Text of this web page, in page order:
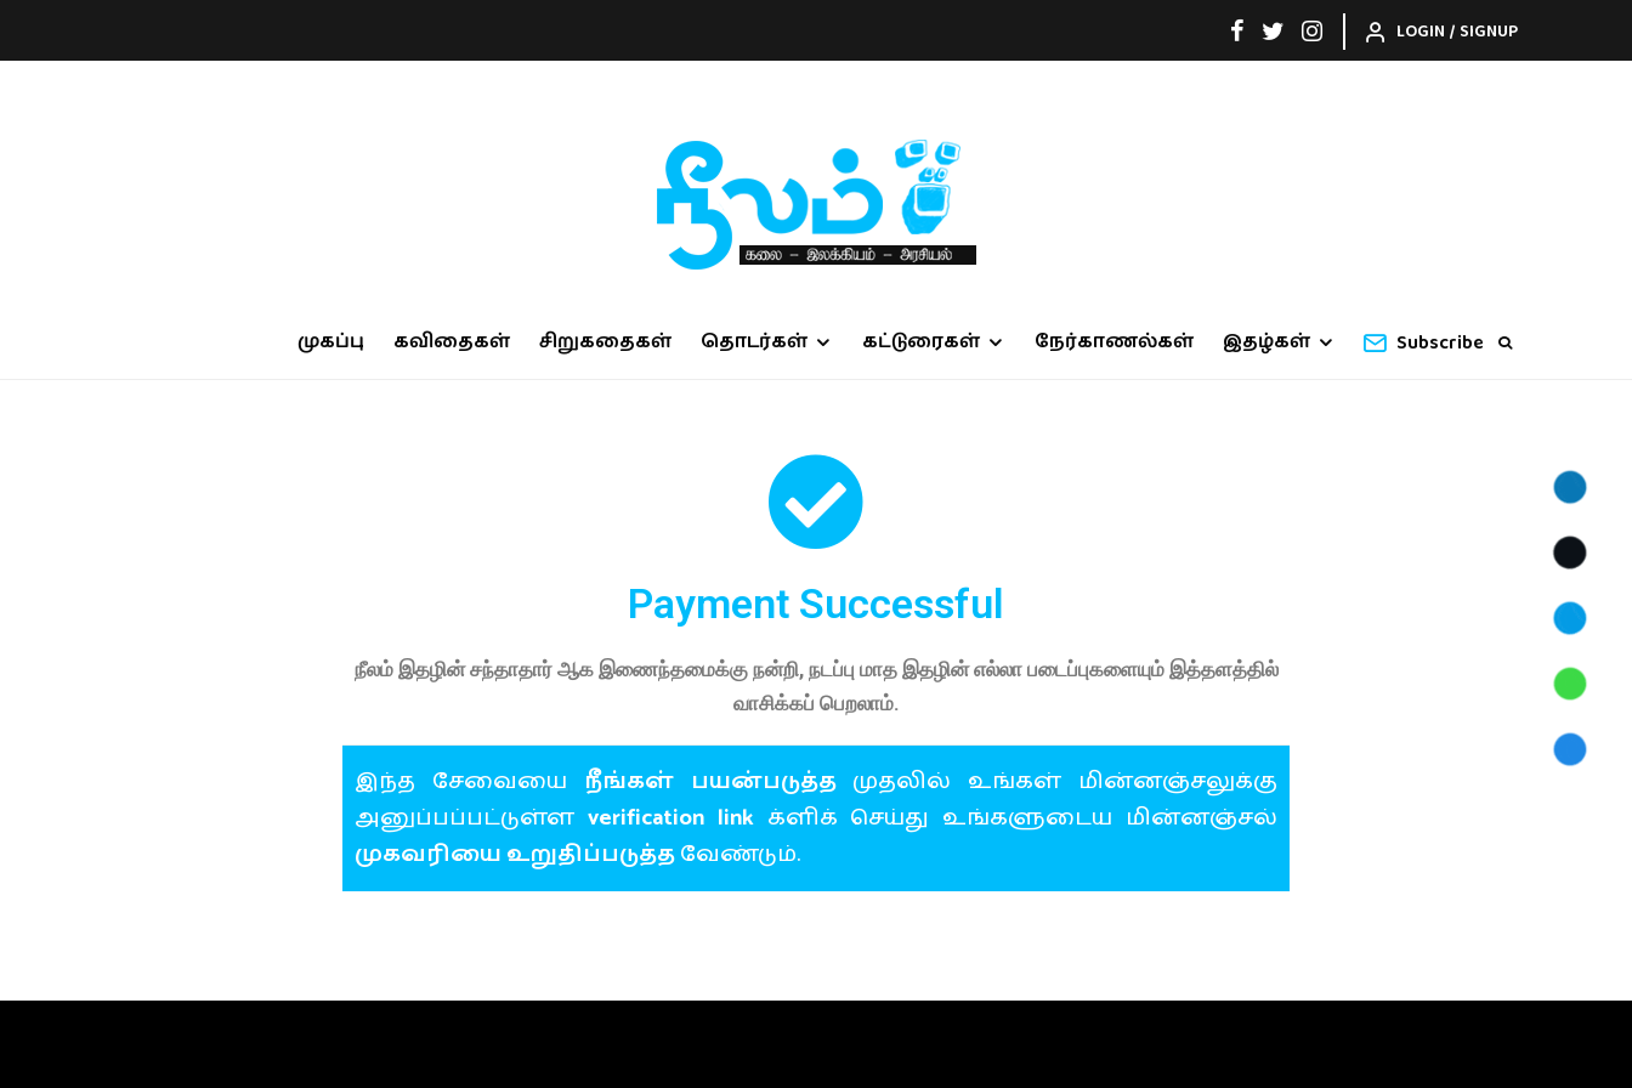
LOGIN / SIGNUP
முகப்பு கவிதைகள் சிறுகதைகள் தொடர்கள் கட்டுரைகள் நேர்காணல்கள் இதழ்கள் Subscribe
Payment Successful
நீலம் இதழின் சந்தாதார் ஆக இணைந்தமைக்கு நன்றி, நடப்பு மாத இதழின் எல்லா படைப்புகளையும் இத்தளத்தில்
வாசிக்கப் பெறலாம்.
இந்த சேவையை நீங்கள் பயன்படுத்தமுதலில் உங்கள் மின்னஞ்சலுக்கு
அனுப்பப்பட்டுள்ள verification linkக்ளிக் செய்து உங்களுடைய மின்னஞ்சல்
முகவரியை உறுதிப்படுத்தவேண்டும்.